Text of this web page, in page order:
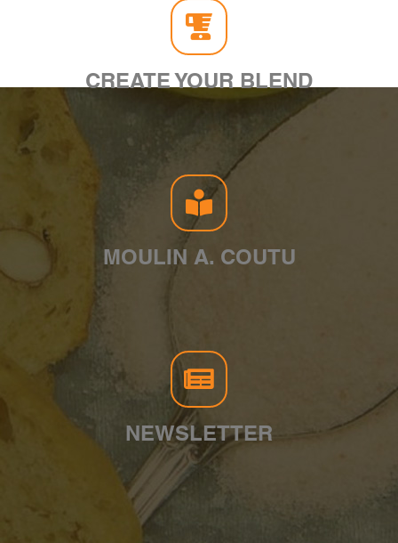
CREATE YOUR BLEND
MOULIN A. COUTU
NEWSLETTER